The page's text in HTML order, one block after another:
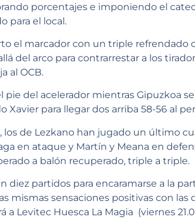
porcentajes e imponiendo el
para el local.
el marcador con un triple refrendado
del arco para contrarrestar a los
al OCB.
del acelerador mientras Gipuzkoa
para llegar dos arriba 58-56 al
de Lezkano han jugado un último
en ataque y Martín y Meana en
a balón recuperado, triple a triple.
partidos para encaramarse a la
mismas sensaciones positivas con las
a Levitec Huesca La Magia (viernes